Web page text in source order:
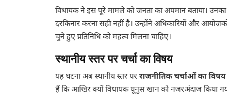
विधायक ने इस पूरे मामले को जनता का अपमान बताया। उनका
दरकिनार करना सही नहीं है। उन्होंने अधिकारियों और
चुने हुए प्रतिनिधि को महत्व मिलना चाहिए।
स्थानीय स्तर पर चर्चा का विषय
यह घटना अब स्थानीय स्तर परराजनीतिक चर्चाओं का विषय
हैं कि आखिर क्यों विधायक यूनुस खान को नजरअंदाज किया